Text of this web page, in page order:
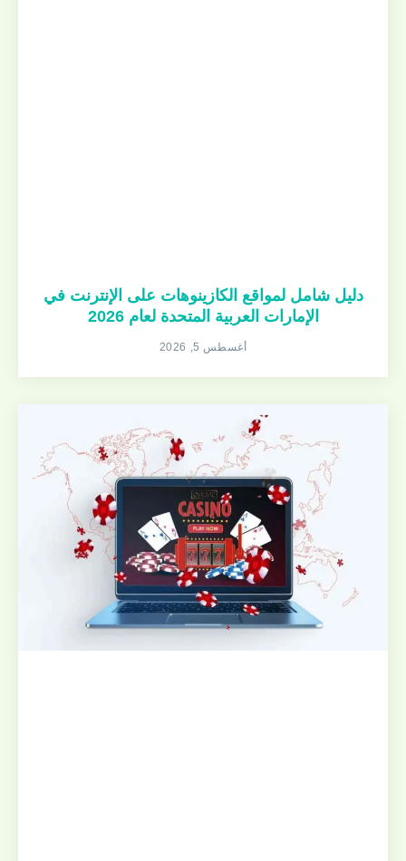
دليل شامل لمواقع الكازينوهات على الإنترنت في
الإمارات العربية المتحدة لعام 2026
أغسطس 5, 2026